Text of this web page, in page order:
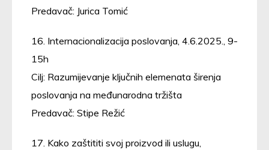
Predavač: Jurica Tomić
16. Internacionalizacija poslovanja, 4.6.2025., 9-
15h
Cilj: Razumijevanje ključnih elemenata širenja
poslovanja na međunarodna tržišta
Predavač: Stipe Režić
17. Kako zaštititi svoj proizvod ili uslugu,